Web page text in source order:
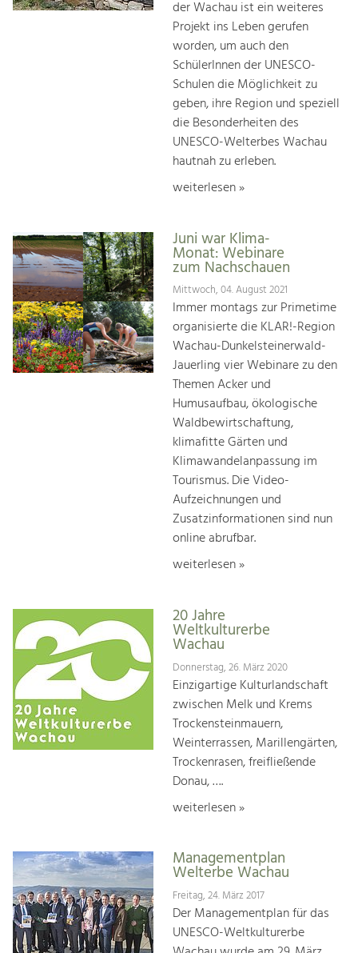
der Wachau ist ein weiteres
Projekt ins Leben gerufen
worden, um auch den
SchülerInnen der UNESCO-
Schulen die Möglichkeit zu
geben, ihre Region und speziell
die Besonderheiten des
UNESCO-Welterbes Wachau
hautnah zu erleben.
weiterlesen »
Juni war Klima-
Monat: Webinare
zum Nachschauen
Mittwoch, 04. August 2021
Immer montags zur Primetime
organisierte die KLAR!-Region
Wachau-Dunkelsteinerwald-
Jauerling vier Webinare zu den
Themen Acker und
Humusaufbau, ökologische
Waldbewirtschaftung,
klimafitte Gärten und
Klimawandelanpassung im
Tourismus. Die Video-
Aufzeichnungen und
Zusatzinformationen sind nun
online abrufbar.
weiterlesen »
20 Jahre
Weltkulturerbe
Wachau
Donnerstag, 26. März 2020
Einzigartige Kulturlandschaft
zwischen Melk und Krems
Trockensteinmauern,
Weinterrassen, Marillengärten,
Trockenrasen, freifließende
Donau, ….
weiterlesen »
Managementplan
Welterbe Wachau
Freitag, 24. März 2017
Der Managementplan für das
UNESCO-Weltkulturerbe